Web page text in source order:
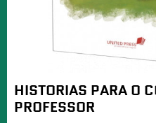
HISTORIAS PARA O
PROFESSOR